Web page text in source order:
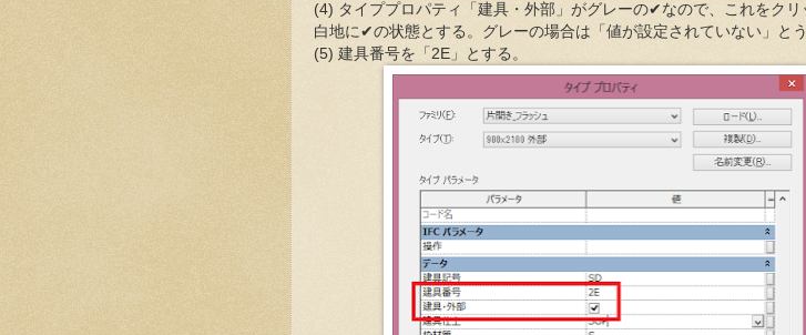
(4) タイププロパティ「建具・外部」がグレーの✔なので、これをクリ
白地に✔の状態とする。グレーの場合は「値が設定されていない」とう
(5) 建具番号を「2E」とする。